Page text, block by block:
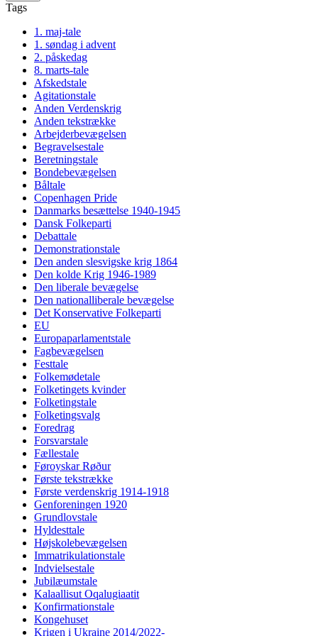
Tags
1. maj-tale
1. søndag i advent
2. påskedag
8. marts-tale
Afskedstale
Agitationstale
Anden Verdenskrig
Anden tekstrække
Arbejderbevægelsen
Begravelsestale
Beretningstale
Bondebevægelsen
Båltale
Copenhagen Pride
Danmarks besættelse 1940-1945
Dansk Folkeparti
Debattale
Demonstrationstale
Den anden slesvigske krig 1864
Den kolde Krig 1946-1989
Den liberale bevægelse
Den nationalliberale bevægelse
Det Konservative Folkeparti
EU
Europaparlamentstale
Fagbevægelsen
Festtale
Folkemødetale
Folketingets kvinder
Folketingstale
Folketingsvalg
Foredrag
Forsvarstale
Fællestale
Føroyskar Røður
Første tekstrække
Første verdenskrig 1914-1918
Genforeningen 1920
Grundlovstale
Hyldesttale
Højskolebevægelsen
Immatrikulationstale
Indvielsestale
Jubilæumstale
Kalaallisut Oqalugiaatit
Konfirmationstale
Kongehuset
Krigen i Ukraine 2014/2022-